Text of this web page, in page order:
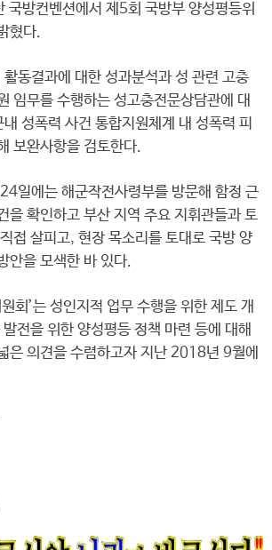
국방컨벤션에서 제5회 국방부 양성평등위
혔다.
동결과에 대한 성과분석과 성 관련 고충
임무를 수행하는 성고충전문상담관에 대
성폭력 사건 통합지원체계 내 성폭력 피
보완사항을 검토한다.
일에는 해군작전사령부를 방문해 함정 근
을 확인하고 부산 지역 주요 지휘관들과 토
접 살피고, 현장 목소리를 토대로 국방 양
안을 모색한 바 있다.
회’는 성인지적 업무 수행을 위한 제도 개
전을 위한 양성평등 정책 마련 등에 대해
은 의견을 수렴하고자 지난 2018년 9월에